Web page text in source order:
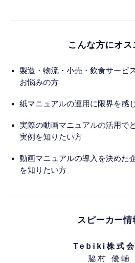
こんな方にオス
製造・物流・小売・飲食サービ
お悩みの方
紙マニュアルの運用に限界を感
実際の動画マニュアルの活用で
実例を知りたい方
動画マニュアルの導入を決めた
を知りたい方
スピーカー情
Tebiki株式会
脇村 優輔